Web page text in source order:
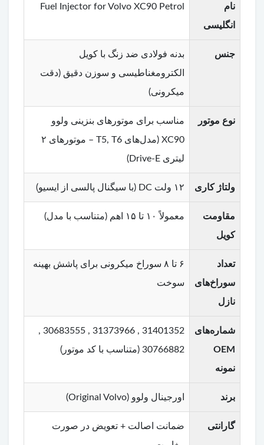
نام
انگلیسی
Fuel Injector for Volvo XC90 Petrol
جنس
بدنه فولادی ضد زنگ با کویل
الکترومغناطیسی و سوزن دقیق (دقت
میکرونی)
نوع موتور
مناسب برای موتورهای بنزینی ولوو
XC90 (مدل‌های T5, T6 – موتورهای ۲
لیتری Drive-E)
ولتاژ کاری ۱۲ ولت DC (با سیگنال پالسی از ایسیو)
مقاومت
کویل
معمولاً ۱۰ تا ۱۵ اهم (متناسب با مدل)
تعداد
سوراخ‌های
نازل
۶ تا ۸ سوراخ میکرونی برای پاشش بهینه
سوخت
شماره‌های
OEM
نمونه
31401352 , 31373966 , 30683555 ,
30766882 (متناسب با کد موتور)
برند اورجینال ولوو (Original Volvo)
گارانتی
ضمانت اصالت + تعویض در صورت